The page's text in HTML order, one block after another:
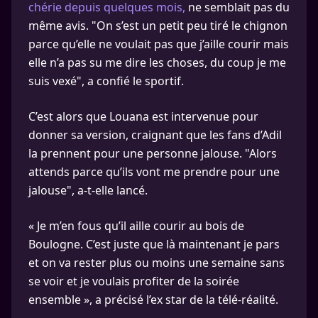
chérie depuis quelques mois, ne semblait pas du
même avis. "On s’est un petit peu tiré le chignon
parce qu’elle ne voulait pas que j’aille courir mais
elle n’a pas su me dire les choses, du coup je me
suis vexé", a confié le sportif.
C’est alors que Louana est intervenue pour
donner sa version, craignant que les fans d’Adil
la prennent pour une personne jalouse. "Alors
attends parce qu’ils vont me prendre pour une
jalouse", a-t-elle lancé.
« Je m’en fous qu’il aille courir au bois de
Boulogne. C’est juste que là maintenant je pars
et on va rester plus ou moins une semaine sans
se voir et je voulais profiter de la soirée
ensemble », a précisé l’ex star de la télé-réalité.